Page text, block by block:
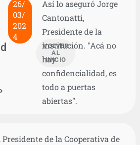
26/
03/
202
4
VOLVER
AL
INICIO
Así lo aseguró Jorge
Cantonatti,
Presidente de la
institución. "Acá no
hay
confidencialidad, es
todo a puertas
abiertas".
de la Cooperativa de